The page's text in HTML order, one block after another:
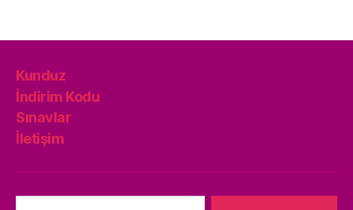
Kunduz
İndirim Kodu
Sınavlar
İletişim